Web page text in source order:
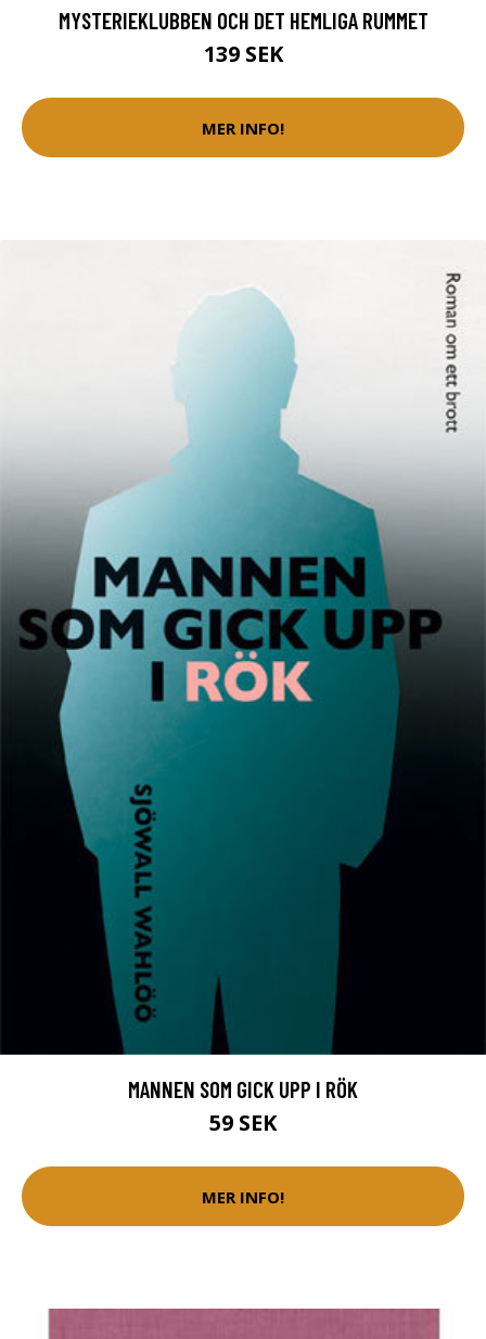
MYSTERIEKLUBBEN OCH DET HEMLIGA RUMMET
139 SEK
MER INFO!
MANNEN SOM GICK UPP I RÖK
59 SEK
MER INFO!